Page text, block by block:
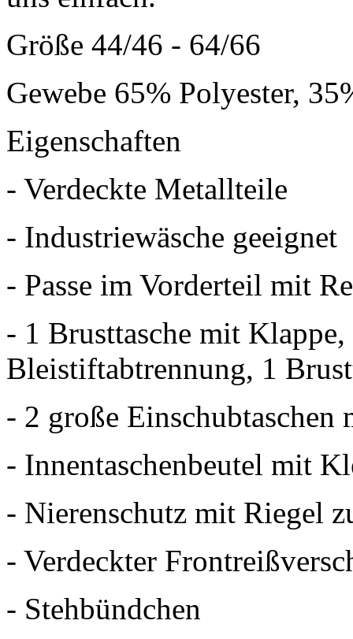
Größe 44/46 - 64/66
Gewebe 65% Polyester,
Eigenschaften
- Verdeckte Metallteile
- Industriewäsche geeignet
- Passe im Vorderteil mit
- 1 Brusttasche mit
Bleistiftabtrennung, 1
- 2 große Einschubtaschen
- Innentaschenbeutel mit
- Nierenschutz mit Riegel
- Verdeckter
- Stehbündchen